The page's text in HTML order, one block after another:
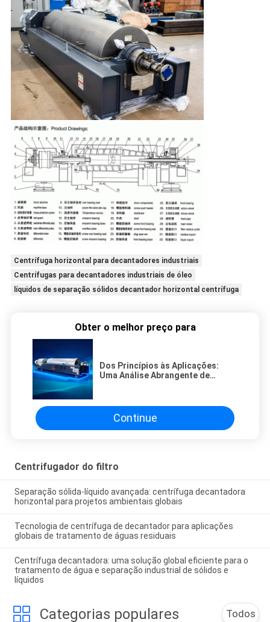
Centrífuga horizontal para decantadores industriais
Centrífugas para decantadores industriais de óleo
líquidos de separação sólidos decantador horizontal centrífuga
Obter o melhor preço para
Dos Princípios às Aplicações:
Uma Análise Abrangente de
Industriais
Continue
Centrifugador do filtro
Separação sólida-líquido avançada: centrífuga decantadora
horizontal para projetos ambientais globais
Tecnologia de centrífuga de decantador para aplicações
globais de tratamento de águas residuais
Centrífuga decantadora: uma solução global eficiente para o
tratamento de água e separação industrial de sólidos e
líquidos
Categorias populares Todos